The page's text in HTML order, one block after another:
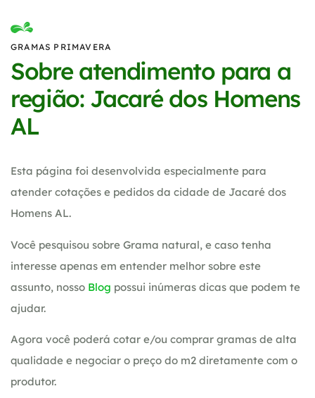
GRAMAS PRIMAVERA
Sobre atendimento para a
região: Jacaré dos Homens
AL
Esta página foi desenvolvida especialmente para
atender cotações e pedidos da cidade de Jacaré dos
Homens AL.
Você pesquisou sobre Grama natural, e caso tenha
interesse apenas em entender melhor sobre este
assunto, nosso Blog possui inúmeras dicas que podem te
ajudar.
Agora você poderá cotar e/ou comprar gramas de alta
qualidade e negociar o preço do m2 diretamente com o
produtor.